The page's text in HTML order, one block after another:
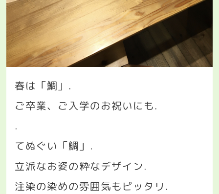
春は「鯛」 .
ご卒業、ご入学のお祝いにも.
.
てぬぐい「鯛」 .
立派なお姿の粋なデザイン.
注染の染めの雰囲気もピッタリ .